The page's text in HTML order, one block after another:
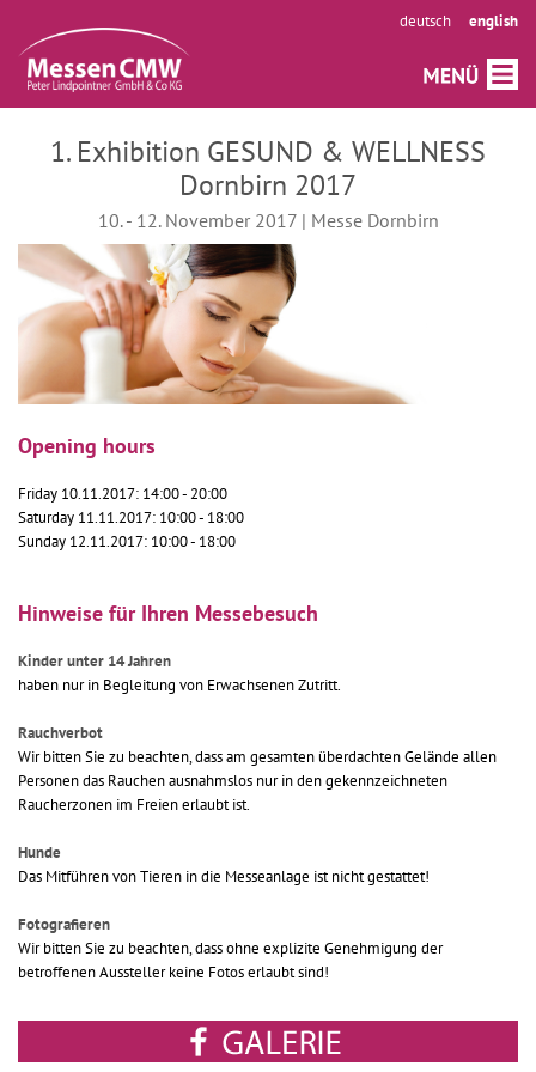
deutsch english
1. Exhibition GESUND & WELLNESS
Dornbirn 2017
10. - 12. November 2017 | Messe Dornbirn
Opening hours
Friday 10.11.2017: 14:00 - 20:00
Saturday 11.11.2017: 10:00 - 18:00
Sunday 12.11.2017: 10:00 - 18:00
Hinweise für Ihren Messebesuch
Kinder unter 14 Jahren
haben nur in Begleitung von Erwachsenen Zutritt.
Rauchverbot
Wir bitten Sie zu beachten, dass am gesamten überdachten Gelände allen
Personen das Rauchen ausnahmslos nur in den gekennzeichneten
Raucherzonen im Freien erlaubt ist.
Hunde
Das Mitführen von Tieren in die Messeanlage ist nicht gestattet!
Fotografieren
Wir bitten Sie zu beachten, dass ohne explizite Genehmigung der
betroffenen Aussteller keine Fotos erlaubt sind!